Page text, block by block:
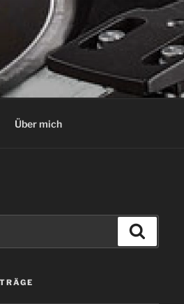
Über mich